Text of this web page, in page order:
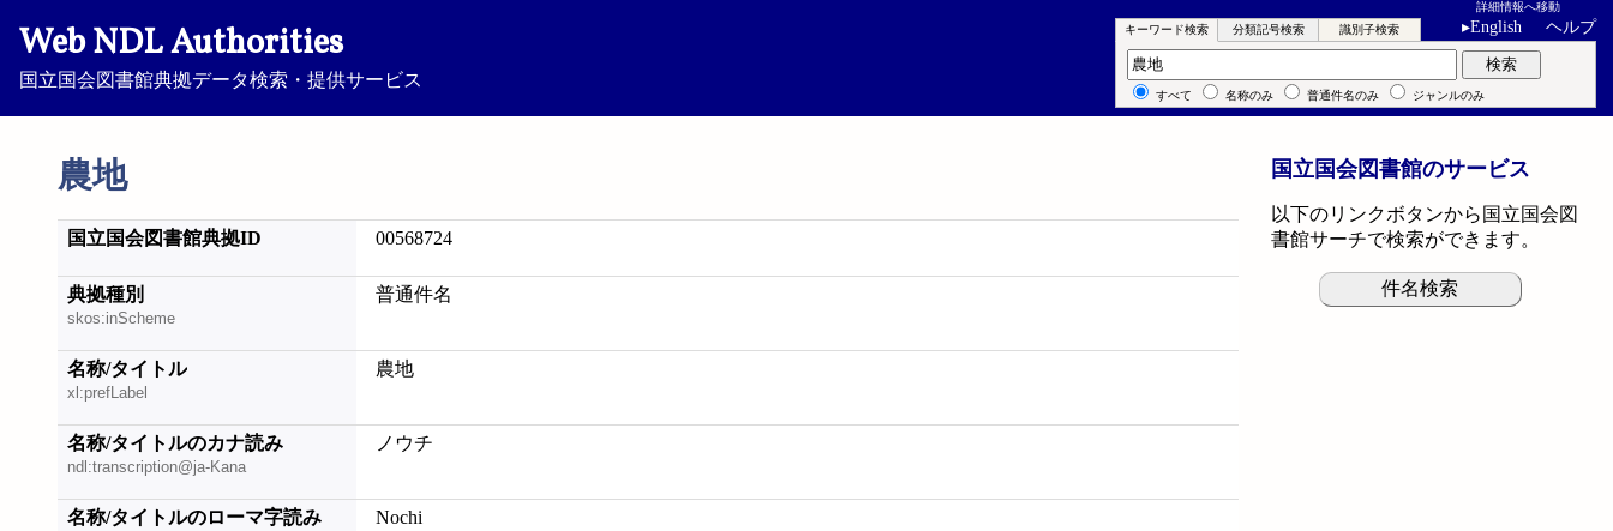
Web NDL Authorities
国立国会図書館典拠データ検索・提供サービス
詳細情報へ移動
▸English ヘルプ
農地
キーワード検索 分類記号検索 識別子検索
キーワード検索 検索
すべて 名称のみ 普通件名のみ ジャンルのみ
国立国会図書館典拠ID 00568724
典拠種別
skos:inScheme
普通件名
名称/タイトル
xl:prefLabel
農地
名称/タイトルのカナ読み
ndl:transcription@ja-Kana
ノウチ
名称/タイトルのローマ字読み Nochi
国立国会図書館のサービス
以下のリンクボタンから国立国会図
書館サーチで検索ができます。
件名検索